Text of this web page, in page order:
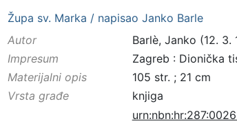
Župa sv. Marka / napisao Janko Barle
Autor
Barlè, Janko (12. 3.
Impresum
Zagreb : Dionička
Materijalni opis
105 str. ; 21 cm
Vrsta građe
knjiga